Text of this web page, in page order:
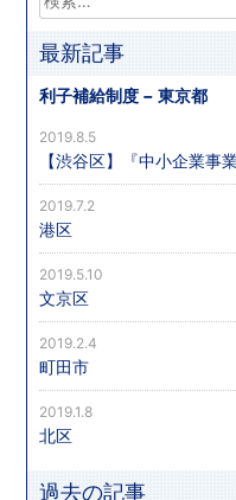
最新記事
利子補給制度 − 東京都
【渋谷区】『中小企業事
2019.8.5
港区
2019.7.2
文京区
2019.5.10
町田市
2019.2.4
北区
2019.1.8
過去の記事